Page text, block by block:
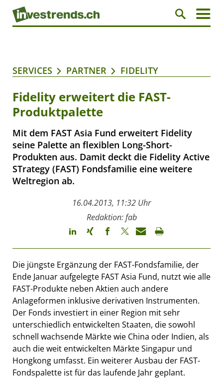
SERVICES PARTNER FIDELITY
Fidelity erweitert die FAST-
Produktpalette
Mit dem FAST Asia Fund erweitert Fidelity
seine Palette an flexiblen Long-Short-
Produkten aus. Damit deckt die Fidelity Active
STrategy (FAST) Fondsfamilie eine weitere
Weltregion ab.
16.04.2013, 11:32 Uhr
Redaktion: fab
Die jüngste Ergänzung der FAST-Fondsfamilie, der
Ende Januar aufgelegte FAST Asia Fund, nutzt wie alle
FAST-Produkte neben Aktien auch andere
Anlageformen inklusive derivativen Instrumenten.
Der Fonds investiert in einer Region mit sehr
unterschiedlich entwickelten Staaten, die sowohl
schnell wachsende Märkte wie China oder Indien, als
auch die weit entwickelten Märkte Singapur und
Hongkong umfasst. Ein weiterer Ausbau der FAST-
Fondspalette ist für das laufende Jahr geplant.